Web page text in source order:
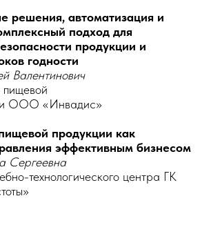
решения, автоматизация и
подход для
продукции и
годности
Валентинович
пищевой
ООО «Инвадис»
продукции как
эффективным бизнесом
Сергеевна
технологического центра ГК